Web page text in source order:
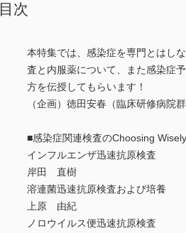
目次
本特集では、感染症を専門とはし
査と内服薬について、また感染症
方を伝授してもらいます！
（企画）徳田安春（臨床研修病院
■感染症関連検査のChoosing
インフルエンザ迅速抗原検査
岸田 直樹
溶連菌迅速抗原検査および培養
上原 由紀
ノロウイルス便迅速抗原検査